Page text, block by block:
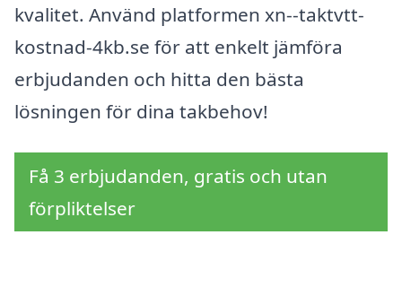
kvalitet. Använd platformen xn--taktvtt-
kostnad-4kb.se för att enkelt jämföra
erbjudanden och hitta den bästa
lösningen för dina takbehov!
Få 3 erbjudanden, gratis och utan
förpliktelser